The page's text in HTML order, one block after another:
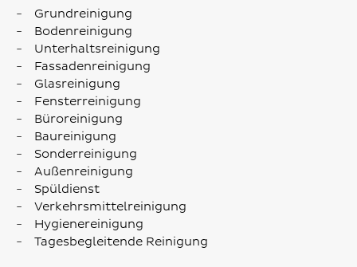
Grundreinigung
Bodenreinigung
Unterhaltsreinigung
Fassadenreinigung
Glasreinigung
Fensterreinigung
Büroreinigung
Baureinigung
Sonderreinigung
Außenreinigung
Spüldienst
Verkehrsmittelreinigung
Hygienereinigung
Tagesbegleitende Reinigung